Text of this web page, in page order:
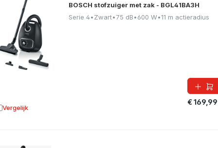
BOSCH stofzuiger met zak - BGL41BA3H
Serie 4•Zwart•75 dB•600 W•11 m actieradius
€ 169,99
Vergelijk aan vergelijking